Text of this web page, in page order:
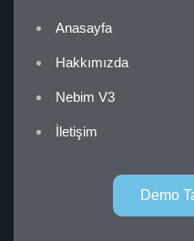
Anasayfa
Hakkımızda
Nebim V3
İletişim
Demo